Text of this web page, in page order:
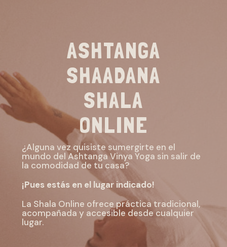
ASHTANGA
SHAADANA
SHALA
ONLINE
¿Alguna vez quisiste sumergirte en el
mundo del Ashtanga Vinya Yoga sin salir de
la comodidad de tu casa?
¡Pues estás en el lugar indicado!
La Shala Online ofrece práctica tradicional,
acompañada y accesible desde cualquier
lugar.